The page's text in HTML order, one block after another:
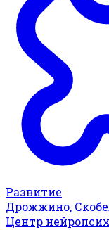
Развитие
Дрожжино,
Центр